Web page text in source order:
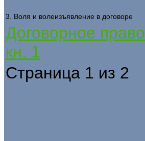
3. Воля и волеизъявление в договоре
Договорное право
кн. 1
Страница 1 из 2